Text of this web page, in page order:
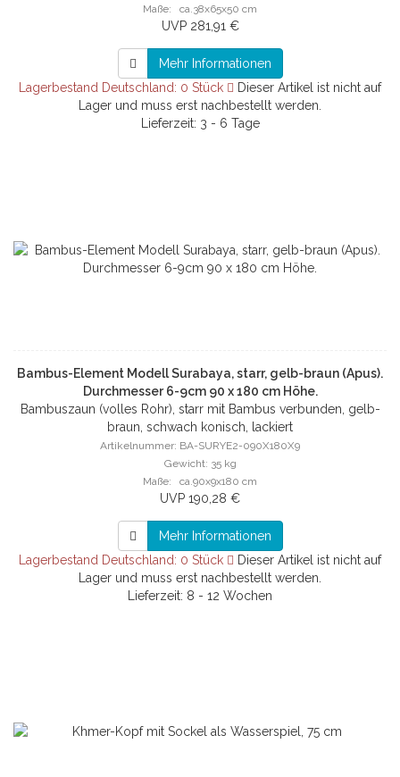
Maße: ca.38x65x50 cm
UVP 281,91 €
Mehr Informationen
Lagerbestand Deutschland: 0 Stück
Dieser Artikel ist nicht auf
Lager und muss erst nachbestellt werden.
Lieferzeit: 3 - 6 Tage
Bambus-Element Modell Surabaya, starr, gelb-braun (Apus).
Durchmesser 6-9cm 90 x 180 cm Höhe.
Bambuszaun (volles Rohr), starr mit Bambus verbunden, gelb-
braun, schwach konisch, lackiert
Artikelnummer: BA-SURYE2-090X180X9
Gewicht: 35 kg
Maße: ca.90x9x180 cm
UVP 190,28 €
Mehr Informationen
Lagerbestand Deutschland: 0 Stück
Dieser Artikel ist nicht auf
Lager und muss erst nachbestellt werden.
Lieferzeit: 8 - 12 Wochen